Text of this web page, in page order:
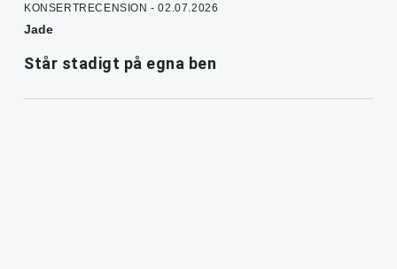
KONSERTRECENSION - 02.07.2026
Jade
Står stadigt på egna ben